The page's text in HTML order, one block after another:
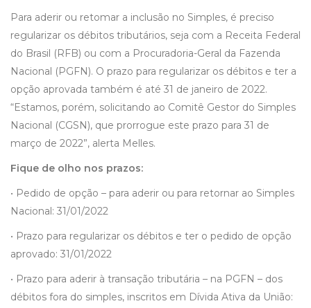
Para aderir ou retomar a inclusão no Simples, é preciso
regularizar os débitos tributários, seja com a Receita Federal
do Brasil (RFB) ou com a Procuradoria-Geral da Fazenda
Nacional (PGFN). O prazo para regularizar os débitos e ter a
opção aprovada também é até 31 de janeiro de 2022.
“Estamos, porém, solicitando ao Comitê Gestor do Simples
Nacional (CGSN), que prorrogue este prazo para 31 de
março de 2022”, alerta Melles.
Fique de olho nos prazos:
• Pedido de opção – para aderir ou para retornar ao Simples
Nacional: 31/01/2022
• Prazo para regularizar os débitos e ter o pedido de opção
aprovado: 31/01/2022
• Prazo para aderir à transação tributária – na PGFN – dos
débitos fora do simples, inscritos em Dívida Ativa da União: